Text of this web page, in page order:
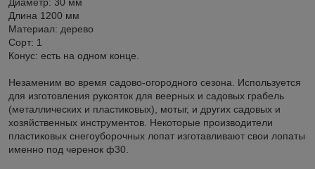
Длина 1200 мм
Материал: дерево
Сорт: 1
Конус: есть на одном конце.
Незаменим во время садово-огородного сезона. Используется
для изготовления рукояток для веерных и садовых грабель
(металлических и пластиковых), мотыг, и других садовых и
хозяйственных инструментов. Некоторые производители
пластиковых снегоуборочных лопат изготавливают свои лопаты
именно под черенок ф30.